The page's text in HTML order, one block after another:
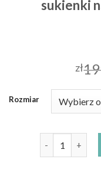
sukienki
zł
Rozmiar
ilość sukienki